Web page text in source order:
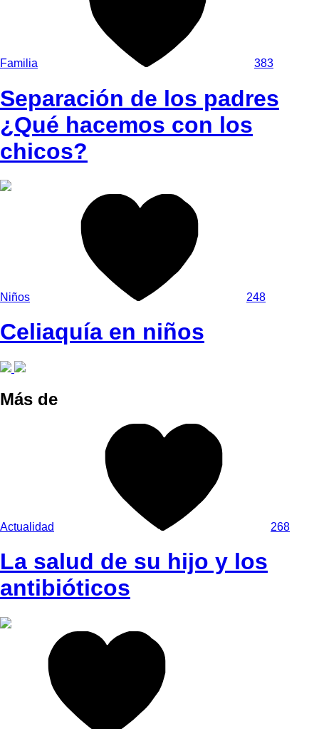
Familia 383
Separación de los padres
¿Qué hacemos con los
chicos?
Niños 248
Celiaquía en niños
Más de
Actualidad 268
La salud de su hijo y los
antibióticos